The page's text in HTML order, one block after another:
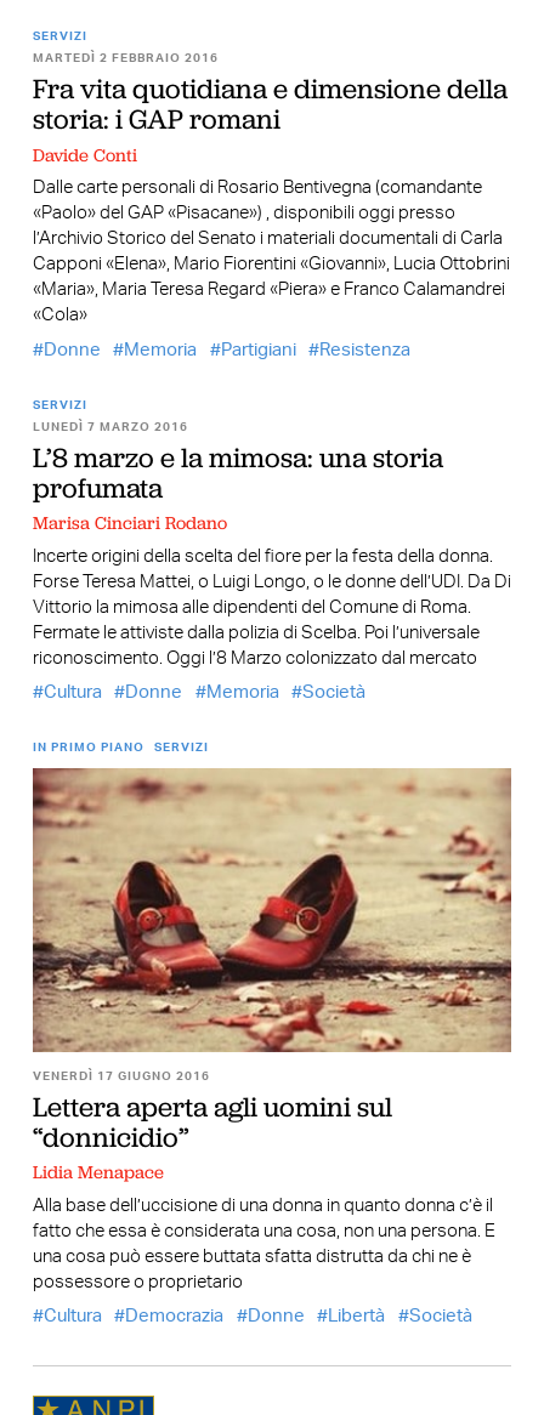
SERVIZI
MARTEDÌ 2 FEBBRAIO 2016
Fra vita quotidiana e dimensione della
storia: i GAP romani
Davide Conti
Dalle carte personali di Rosario Bentivegna (comandante
«Paolo» del GAP «Pisacane») , disponibili oggi presso
l’Archivio Storico del Senato i materiali documentali di Carla
Capponi «Elena», Mario Fiorentini «Giovanni», Lucia Ottobrini
«Maria», Maria Teresa Regard «Piera» e Franco Calamandrei
«Cola»
Donne
Memoria Partigiani Resistenza
SERVIZI
LUNEDÌ 7 MARZO 2016
L’8 marzo e la mimosa: una storia
profumata
Marisa Cinciari Rodano
Incerte origini della scelta del fiore per la festa della donna.
Forse Teresa Mattei, o Luigi Longo, o le donne dell’UDI. Da Di
Vittorio la mimosa alle dipendenti del Comune di Roma.
Fermate le attiviste dalla polizia di Scelba. Poi l’universale
riconoscimento. Oggi l’8 Marzo colonizzato dal mercato
Cultura
Donne Memoria Società
IN PRIMO PIANO SERVIZI
VENERDÌ 17 GIUGNO 2016
Lettera aperta agli uomini sul
“donnicidio”
Lidia Menapace
Alla base dell’uccisione di una donna in quanto donna c’è il
fatto che essa è considerata una cosa, non una persona. E
una cosa può essere buttata sfatta distrutta da chi ne è
possessore o proprietario
Cultura
Democrazia Donne Libertà Società